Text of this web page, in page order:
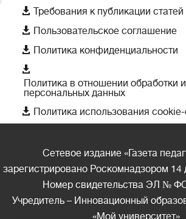
 Требования к публикации статей
 Пользовательское соглашение
 Политика конфиденциальности

Политика в отношении обработки
персональных данных
 Политика использования
Сетевое издание «Газета
зарегистрировано Роскомнадзором 14
Номер свидетельства ЭЛ №
Учредитель – Инновационный
«Мой университет»